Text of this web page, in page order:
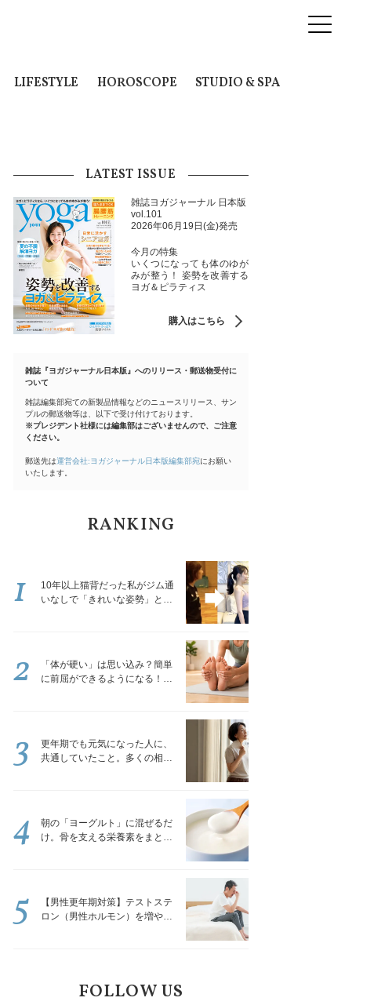
LIFESTYLE HOROSCOPE STUDIO & SPA
LATEST ISSUE
雑誌ヨガジャーナル 日本版
vol.101
2026年06月19日(金)発売
今月の特集
いくつになっても体のゆが
みが整う！ 姿勢を改善する
ヨガ＆ピラティス
購入はこちら
雑誌『ヨガジャーナル日本版』へのリリース・郵送物受付に
ついて
雑誌編集部宛ての新製品情報などのニュースリリース、サン
プルの郵送物等は、以下で受け付けております。
※プレジデント社様には編集部はございませんので、ご注意
ください。
郵送先は運営会社:ヨガジャーナル日本版編集部宛にお願い
いたします。
RANKING
10年以上猫背だった私がジム通
いなしで「きれいな姿勢」と褒
1
「体が硬い」は思い込み？簡単
に前屈ができるようになる！腿
2
更年期でも元気になった人に、
共通していたこと。多くの相談
3
朝の「ヨーグルト」に混ぜるだ
け。骨を支える栄養素をまとめ
4
【男性更年期対策】テストステ
ロン（男性ホルモン）を増やす
5
FOLLOW US